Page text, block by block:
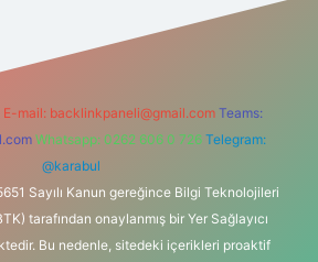
E-mail: backlinkpaneli@gmail.com Teams:
Whatsapp: 0262 606 0 726 Telegram:
@karabul
Sayılı Kanun gereğince Bilgi Teknolojileri
tarafından onaylanmış bir Yer Sağlayıcı
Bu nedenle, sitedeki içerikleri proaktif